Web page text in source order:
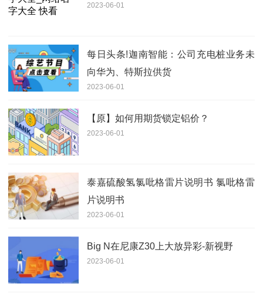
2023-06-01
每日头条!迦南智能：公司充电桩业务未
向华为、特斯拉供货
2023-06-01
【原】如何用期货锁定铝价？
2023-06-01
泰嘉硫酸氢氯吡格雷片说明书 氯吡格雷
片说明书
2023-06-01
Big N在尼康Z30上大放异彩-新视野
2023-06-01